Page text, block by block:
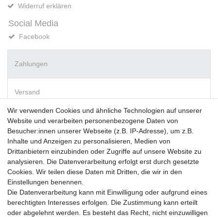
Widerruf erklären
Social Media
Facebook
Zahlungen
Versand
Vorkasse
PayPal
Sofortüberweisung
Kreditkarte
AmazonPay
Bar bei Abholung
Wir verwenden Cookies und ähnliche Technologien auf unserer
Website und verarbeiten personenbezogene Daten von
Besucher:innen unserer Webseite (z.B. IP-Adresse), um z.B.
Inhalte und Anzeigen zu personalisieren, Medien von
Drittanbietern einzubinden oder Zugriffe auf unsere Website zu
analysieren. Die Datenverarbeitung erfolgt erst durch gesetzte
Cookies. Wir teilen diese Daten mit Dritten, die wir in den
Einstellungen benennen.
Die Datenverarbeitung kann mit Einwilligung oder aufgrund eines
berechtigten Interesses erfolgen. Die Zustimmung kann erteilt
oder abgelehnt werden. Es besteht das Recht, nicht einzuwilligen